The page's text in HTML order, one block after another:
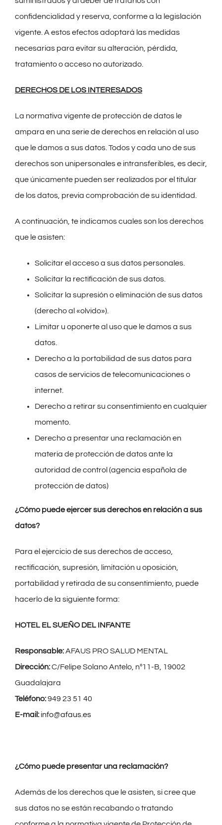
confidencialidad y reserva, conforme a la legislación
vigente. A estos efectos adoptará las medidas
necesarias para evitar su alteración, pérdida,
tratamiento o acceso no autorizado.
DERECHOS DE LOS INTERESADOS
La normativa vigente de protección de datos le
ampara en una serie de derechos en relación al uso
que le damos a sus datos. Todos y cada uno de sus
derechos son unipersonales e intransferibles, es decir,
que únicamente pueden ser realizados por el titular
de los datos, previa comprobación de su identidad.
A continuación, te indicamos cuales son los derechos
que le asisten:
Solicitar el acceso a sus datos personales.
Solicitar la rectificación de sus datos.
Solicitar la supresión o eliminación de sus datos
(derecho al «olvido»).
Limitar u oponerte al uso que le damos a sus
datos.
Derecho a la portabilidad de sus datos para
casos de servicios de telecomunicaciones o
internet.
Derecho a retirar su consentimiento en cualquier
momento.
Derecho a presentar una reclamación en
materia de protección de datos ante la
autoridad de control (agencia española de
protección de datos)
¿Cómo puede ejercer sus derechos en relación a sus
datos?
Para el ejercicio de sus derechos de acceso,
rectificación, supresión, limitación u oposición,
portabilidad y retirada de su consentimiento, puede
hacerlo de la siguiente forma:
HOTEL EL SUEÑO DEL INFANTE
Responsable:AFAUS PRO SALUD MENTAL
Dirección:C/Felipe Solano Antelo, nº11-B, 19002
Guadalajara
Teléfono:949 23 51 40
E-mail: info@afaus.es
¿Cómo puede presentar una reclamación?
Además de los derechos que le asisten, si cree que
sus datos no se están recabando o tratando